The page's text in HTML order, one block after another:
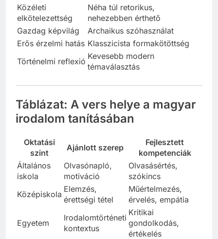
Közéleti
elkötelezettség
Néha túl retorikus,
nehezebben érthető
Gazdag képvilág
Archaikus szóhasználat
Erős érzelmi hatás Klasszicista formakötöttség
Történelmi reflexió
Kevesebb modern
témaválasztás
Táblázat: A vers helye a magyar
irodalom tanításában
Oktatási
szint
Ajánlott szerep
Fejlesztett
kompetenciák
Általános
iskola
Olvasónapló,
motiváció
Olvasásértés,
szókincs
Középiskola
Elemzés,
érettségi tétel
Műértelmezés,
érvelés, empátia
Egyetem
Irodalomtörténeti
kontextus
Kritikai
gondolkodás,
értékelés